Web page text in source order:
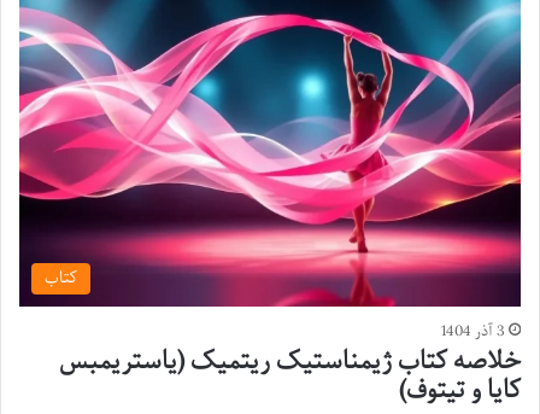
کتاب
3 آذر 1404
خلاصه کتاب ژیمناستیک ریتمیک (یاستریمبس
کایا و تیتوف)